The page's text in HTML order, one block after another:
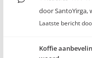
doorSantoYirga,
Laatste bericht
Koffie